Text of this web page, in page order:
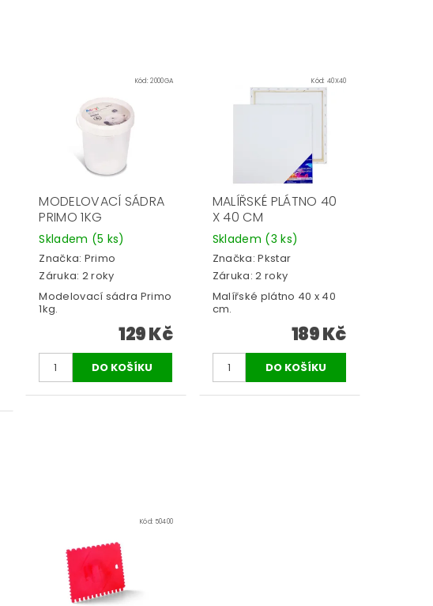
Kód:2000GA
MODELOVACÍ SÁDRA
PRIMO 1KG
Skladem (5 ks)
Značka: Primo
Záruka: 2 roky
Modelovací sádra Primo
1kg.
129 Kč
Kód:40X40
MALÍŘSKÉ PLÁTNO 40
X 40 CM
Skladem (3 ks)
Značka:Pkstar
Záruka: 2 roky
Malířské plátno 40 x 40
cm.
189 Kč
Kód: 50400